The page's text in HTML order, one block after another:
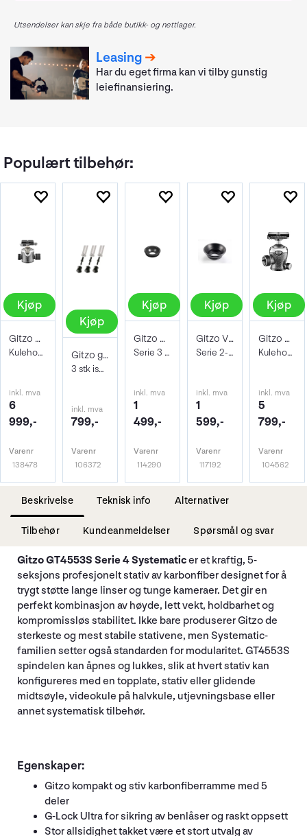
Utsendelser kan skje fra både butikk- og nettlager.
Leasing
Har du eget firma kan vi tilby gunstig
leiefinansiering.
Populært tilbehør:
Kjøp
Gitzo GH4383LR Center Ball Head Ser. 4
Kulehode m/Arca hurtigfeste + hendel-lås
inkl. mva
6
999,-
Varenr
138478
Kjøp
Gitzo gummi og pigg-føtter GSF30S 30mm
3 stk ispigger i stål med gummiføtter
inkl. mva
799,-
Varenr
106372
Kjøp
Gitzo GS3321V75 75mm videoskål ser. 2-4
Serie 3 75mm
inkl. mva
1
499,-
Varenr
114290
Kjøp
Gitzo Videoskål 100mm GS3322V100 Ser.2-4
Serie 2-4 100mm
inkl. mva
1
599,-
Varenr
117192
Kjøp
Gitzo GH3382QD Center Ball Head Ser. 3
Kulehode m/Arca Swiss hurtigfeste
inkl. mva
5
799,-
Varenr
104562
Beskrivelse Teknisk info Alternativer
Tilbehør Kundeanmeldelser Spørsmål og svar
Gitzo GT4553S Serie 4 Systematicer et kraftig, 5-
seksjons profesjonelt stativ av karbonfiber designet for å
trygt støtte lange linser og tunge kameraer. Det gir en
perfekt kombinasjon av høyde, lett vekt, holdbarhet og
kompromissløs stabilitet. Ikke bare produserer Gitzo de
sterkeste og mest stabile stativene, men Systematic-
familien setter også standarden for modularitet. GT4553S
spindelen kan åpnes og lukkes, slik at hvert stativ kan
konfigureres med en topplate, stativ eller glidende
midtsøyle, videokule på halvkule, utjevningsbase eller
annet systematisk tilbehør.
Egenskaper:
Gitzo kompakt og stiv karbonfiberramme med 5
deler
G-Lock Ultra for sikring av benlåser og raskt oppsett
Stor allsidighet takket være et stort utvalg av